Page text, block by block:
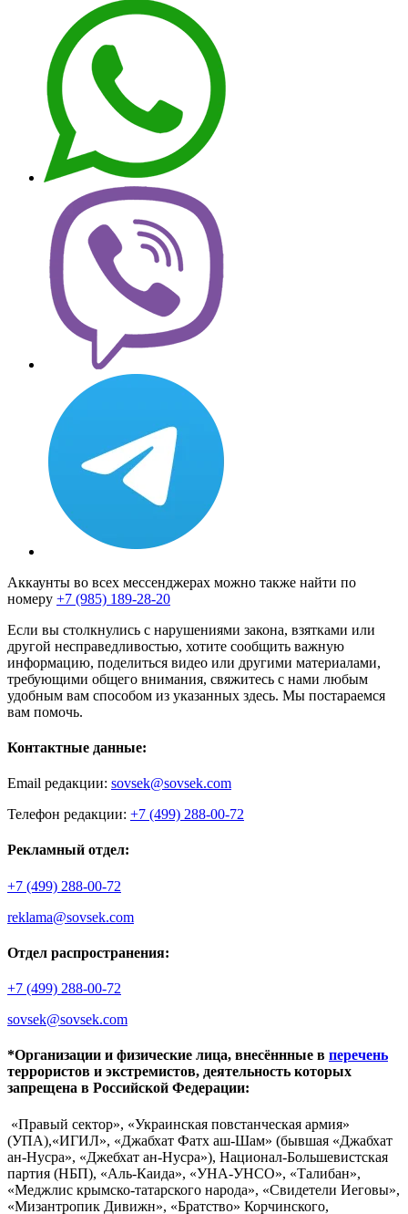
Аккаунты во всех мессенджерах можно также найти по
номеру +7 (985) 189-28-20
Если вы столкнулись с нарушениями закона, взятками или
другой несправедливостью, хотите сообщить важную
информацию, поделиться видео или другими материалами,
требующими общего внимания, свяжитесь с нами любым
удобным вам способом из указанных здесь. Мы постараемся
вам помочь.
Контактные данные:
Email редакции: sovsek@sovsek.com
Телефон редакции: +7 (499) 288-00-72
Рекламный отдел:
+7 (499) 288-00-72
reklama@sovsek.com
Отдел распространения:
+7 (499) 288-00-72
sovsek@sovsek.com
*Организации и физические лица, внесённные в перечень
террористов и экстремистов, деятельность которых
запрещена в Российской Федерации:
«Правый сектор», «Украинская повстанческая армия»
(УПА),«ИГИЛ», «Джабхат Фатх аш-Шам» (бывшая «Джабхат
ан-Нусра», «Джебхат ан-Нусра»), Национал-Большевистская
партия (НБП), «Аль-Каида», «УНА-УНСО», «Талибан»,
«Меджлис крымско-татарского народа», «Свидетели Иеговы»,
«Мизантропик Дивижн», «Братство» Корчинского,